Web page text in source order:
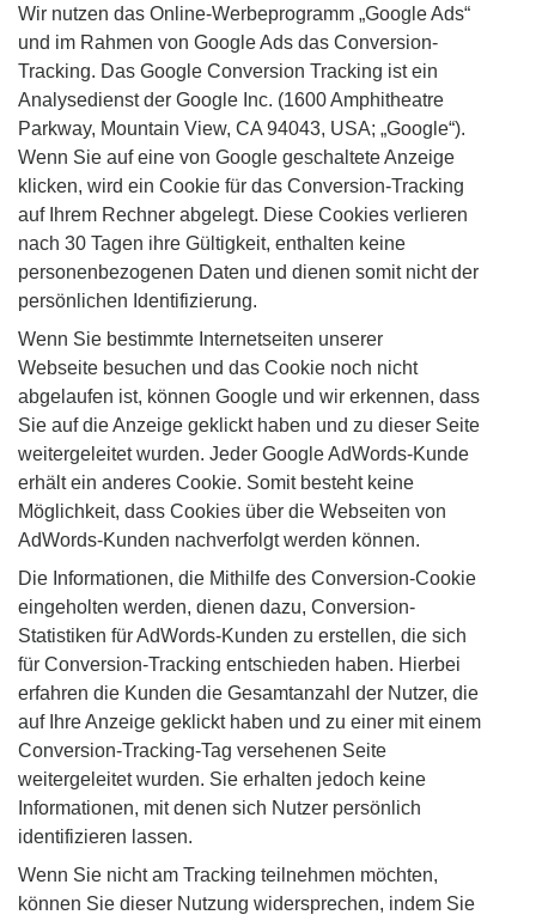
Wir nutzen das Online-Werbeprogramm „Google Ads“
und im Rahmen von Google Ads das Conversion-
Tracking. Das Google Conversion Tracking ist ein
Analysedienst der Google Inc. (1600 Amphitheatre
Parkway, Mountain View, CA 94043, USA; „Google“).
Wenn Sie auf eine von Google geschaltete Anzeige
klicken, wird ein Cookie für das Conversion-Tracking
auf Ihrem Rechner abgelegt. Diese Cookies verlieren
nach 30 Tagen ihre Gültigkeit, enthalten keine
personenbezogenen Daten und dienen somit nicht der
persönlichen Identifizierung.
Wenn Sie bestimmte Internetseiten unserer
Webseite besuchen und das Cookie noch nicht
abgelaufen ist, können Google und wir erkennen, dass
Sie auf die Anzeige geklickt haben und zu dieser Seite
weitergeleitet wurden. Jeder Google AdWords-Kunde
erhält ein anderes Cookie. Somit besteht keine
Möglichkeit, dass Cookies über die Webseiten von
AdWords-Kunden nachverfolgt werden können.
Die Informationen, die Mithilfe des Conversion-Cookie
eingeholten werden, dienen dazu, Conversion-
Statistiken für AdWords-Kunden zu erstellen, die sich
für Conversion-Tracking entschieden haben. Hierbei
erfahren die Kunden die Gesamtanzahl der Nutzer, die
auf Ihre Anzeige geklickt haben und zu einer mit einem
Conversion-Tracking-Tag versehenen Seite
weitergeleitet wurden. Sie erhalten jedoch keine
Informationen, mit denen sich Nutzer persönlich
identifizieren lassen.
Wenn Sie nicht am Tracking teilnehmen möchten,
können Sie dieser Nutzung widersprechen, indem Sie